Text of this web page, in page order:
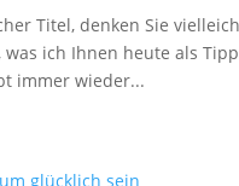
Titel, denken Sie
ich Ihnen heute als
immer wieder...